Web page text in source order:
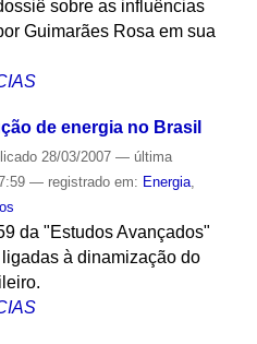
sobre as influências
Guimarães Rosa em sua
de energia no Brasil
28/03/2007 — última
— registrado em: Energia,
da "Estudos Avançados"
à dinamização do